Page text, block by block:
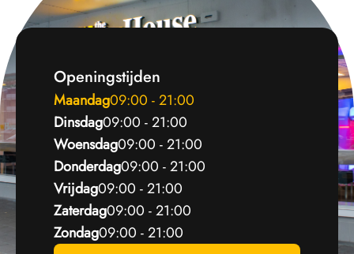
Openingstijden
Maandag09:00 - 21:00
Dinsdag09:00 - 21:00
Woensdag09:00 - 21:00
Donderdag09:00 - 21:00
Vrijdag09:00 - 21:00
Zaterdag09:00 - 21:00
Zondag09:00 - 21:00